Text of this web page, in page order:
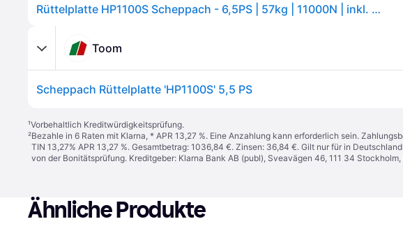
Rüttelplatte HP1100S Scheppach - 6,5PS | 57kg | 11000N | inkl. Fahrwerk & Gummimatte
Toom
Scheppach Rüttelplatte 'HP1100S' 5,5 PS
¹Vorbehaltlich Kreditwürdigkeitsprüfung.
²Bezahle in 6 Raten mit Klarna, * APR 13,27 %. Eine Anzahlung kann erforderlich sein.
TIN 13,27% APR 13,27 %. Gesamtbetrag: 1036,84 €. Zinsen: 36,84 €. Gilt nur für in
von der Bonitätsprüfung. Kreditgeber: Klarna Bank AB (publ), Sveavägen 46, 111 34
Ähnliche Produkte